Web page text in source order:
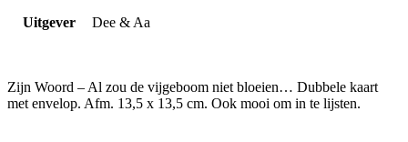
Uitgever Dee & Aa
Zijn Woord – Al zou de vijgeboom niet bloeien… Dubbele kaart
met envelop. Afm. 13,5 x 13,5 cm. Ook mooi om in te lijsten.